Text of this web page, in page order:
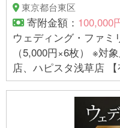
東京都台東区
寄附金額： 100,000
ウェディング・ファミ
（5,000円×6枚） ※対